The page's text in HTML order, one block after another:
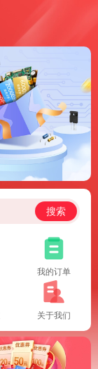
搜索
我的订单
关于我们